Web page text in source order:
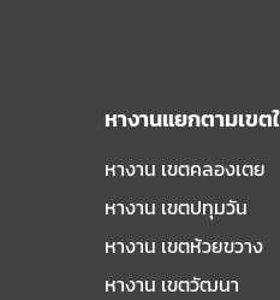
หางานแยกตามเข
หางาน เขตคลองเตย
หางาน เขตปทุมวัน
หางาน เขตห้วยขวาง
หางาน เขตวัฒนา